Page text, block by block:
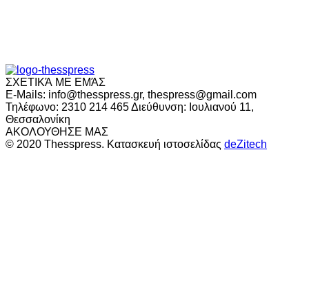
ΣΧΕΤΙΚΆ ΜΕ ΕΜΆΣ
E-Mails: info@thesspress.gr, thespress@gmail.com
Τηλέφωνο: 2310 214 465 Διεύθυνση: Ιουλιανού 11,
Θεσσαλονίκη
ΑΚΟΛΟΥΘΗΣΕ ΜΑΣ
© 2020 Thesspress. Κατασκευή ιστοσελίδας deZitech